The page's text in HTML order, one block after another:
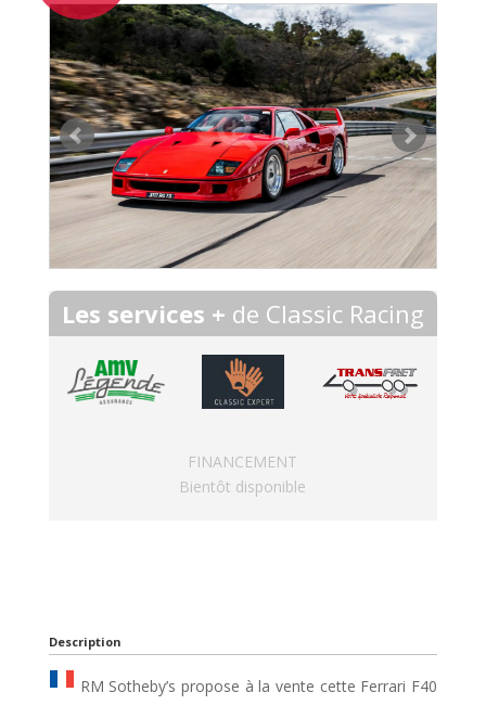
Les services + de Classic Racing
FINANCEMENT
Bientôt disponible
Description
RM Sotheby’s propose à la vente cette Ferrari F40